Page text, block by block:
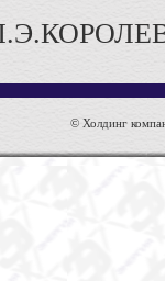
© Холдинг